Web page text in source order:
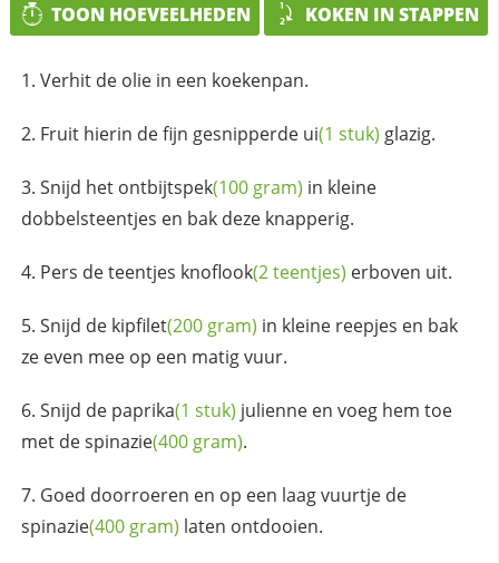
TOON HOEVEELHEDEN KOKEN IN STAPPEN
Verhit de olie in een koekenpan.
Fruit hierin de fijn gesnipperde ui(1 stuk) glazig.
Snijd het ontbijtspek(100 gram) in kleine
dobbelsteentjes en bak deze knapperig.
Pers deteentjes knoflook(2 teentjes) erboven uit.
Snijd de kipfilet(200 gram) in kleine reepjes en bak
ze even mee op een matig vuur.
Snijd de paprika(1 stuk) julienne en voeg hem toe
met despinazie(400 gram).
Goed doorroeren en op een laag vuurtje de
spinazie(400 gram) laten ontdooien.